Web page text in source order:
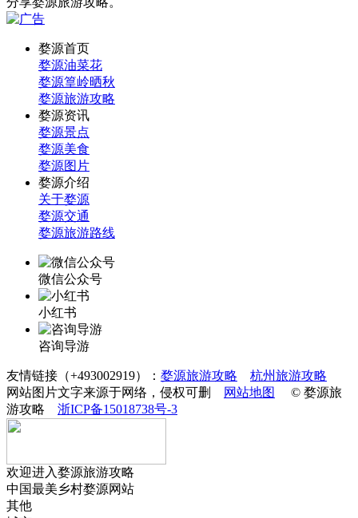
婺源首页
婺源油菜花
婺源篁岭晒秋
婺源旅游攻略
婺源资讯
婺源景点
婺源美食
婺源图片
婺源介绍
关于婺源
婺源交通
婺源旅游路线
微信公众号
小红书
咨询导游
友情链接（+493002919）： 婺源旅游攻略
杭州旅游攻略
网站图片文字来源于网络，侵权可删
网站地图
© 婺源旅
游攻略 浙ICP备15018738号-3
欢迎进入婺源旅游攻略
中国最美乡村婺源网站
其他